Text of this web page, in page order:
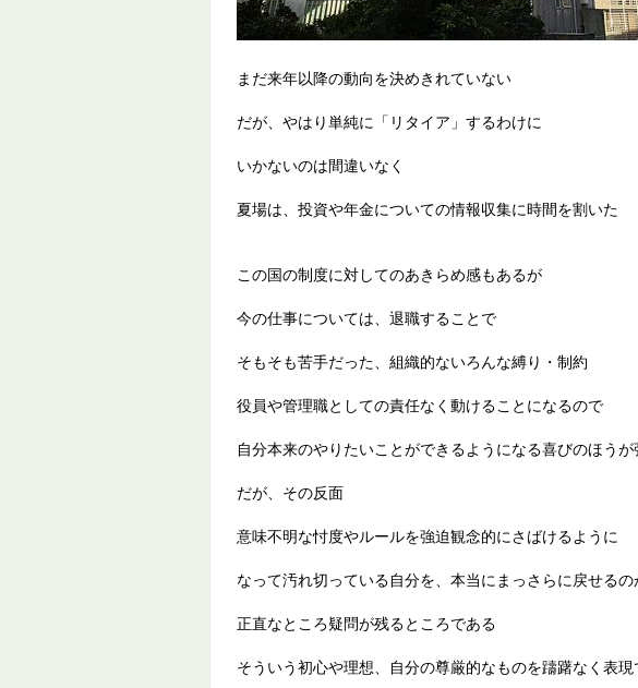
まだ来年以降の動向を決めきれていない
だが、やはり単純に「リタイア」するわけに
いかないのは間違いなく
夏場は、投資や年金についての情報収集に時間を割いた
この国の制度に対してのあきらめ感もあるが
今の仕事については、退職することで
そもそも苦手だった、組織的ないろんな縛り・制約
役員や管理職としての責任なく動けることになるので
自分本来のやりたいことができるようになる喜びのほうが
だが、その反面
意味不明な忖度やルールを強迫観念的にさばけるように
なって汚れ切っている自分を、本当にまっさらに戻せるの
正直なところ疑問が残るところである
そういう初心や理想、自分の尊厳的なものを躊躇なく表現